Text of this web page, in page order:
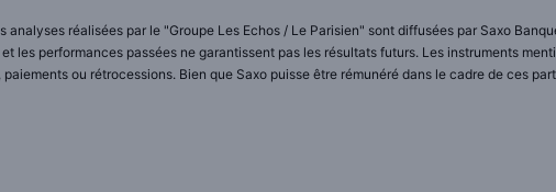
analyses réalisées par le "Groupe Les Echos / Le Parisien" sont diffusées par Saxo
les performances passées ne garantissent pas les résultats futurs. Les instruments
ou rétrocessions. Bien que Saxo puisse être rémunéré dans le cadre de ces